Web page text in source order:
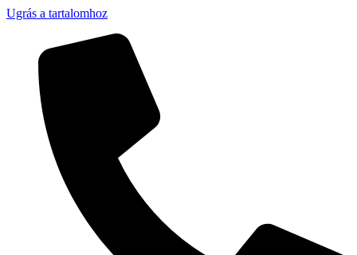
Ugrás a tartalomhoz